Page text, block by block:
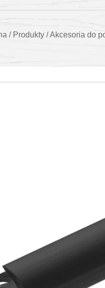
/ Produkty /Akcesoria do